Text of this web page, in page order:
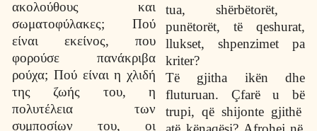
ακολούθους και
σωματοφύλακες; Πού
είναι εκείνος, που
φορούσε πανάκριβα
ρούχα; Πού είναι η χλιδή
της ζωής του, η
πολυτέλεια των
συμποσίων του, οι
tua, shërbëtorët,
punëtorët, të qeshurat,
llukset, shpenzimet pa
kriter?
Të gjitha ikën dhe
fluturuan. Çfarëu bë
trupi, që shijonte gjithë